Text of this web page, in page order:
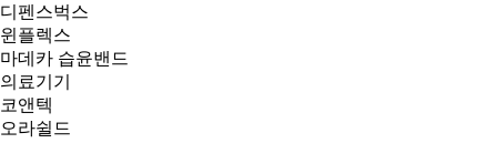
디펜스벅스
윈플렉스
마데카 습윤밴드
의료기기
코앤텍
오라쉴드